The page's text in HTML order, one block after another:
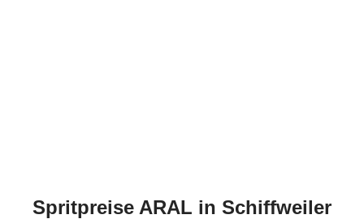
Spritpreise ARAL in Schiffweiler